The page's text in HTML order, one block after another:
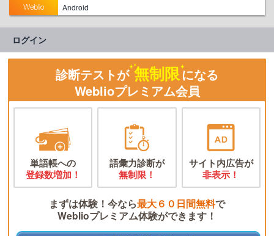
Android
ログイン
診断テストが 無制限になる
Weblioプレミアム会員
単語帳への
登録数増加！
語彙力診断が
無制限！
サイト内広告が
非表示！
まずは体験！今なら最大６０日間無料で
Weblioプレミアム体験ができます！